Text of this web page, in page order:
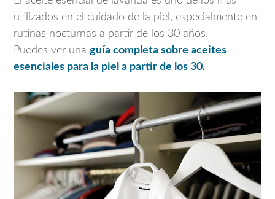
utilizados en el cuidado de la piel, especialmente en
rutinas nocturnas a partir de los 30 años.
Puedes ver una guía completa sobre aceites
esenciales para la piel a partir de los 30.